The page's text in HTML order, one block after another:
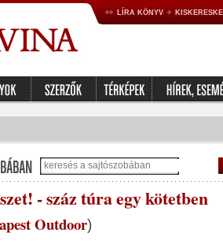
LÍRA KÖNYV
- száz túra egy kötetben
Outdoor)